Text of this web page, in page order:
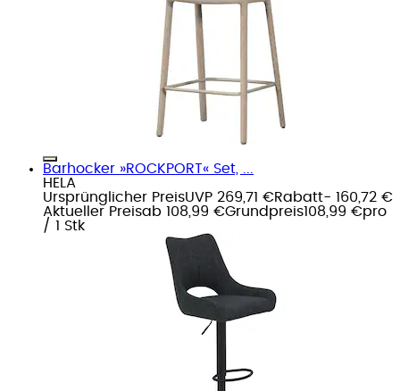
Barhocker »ROCKPORT« Set, ...
HELA
Ursprünglicher PreisUVP 269,71 €Rabatt- 160,72 €
Aktueller Preisab 108,99 €Grundpreis108,99 €pro
/ 1 Stk